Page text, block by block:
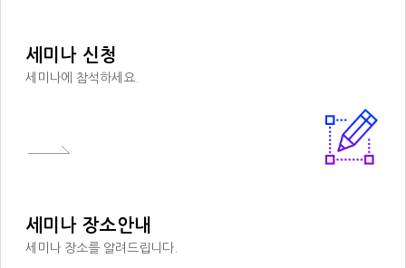
세미나 신청
세미나에 참석하세요.
세미나 장소안내
세미나 장소를 알려드립니다.